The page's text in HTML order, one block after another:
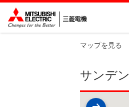
マップを見る
サンデン